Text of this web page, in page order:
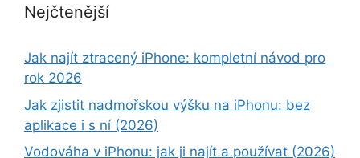
Nejčtenější
Jak najít ztracený iPhone: kompletní návod pro
rok 2026
Jak zjistit nadmořskou výšku na iPhonu: bez
aplikace i s ní (2026)
Vodováha v iPhonu: jak ji najít a používat (2026)